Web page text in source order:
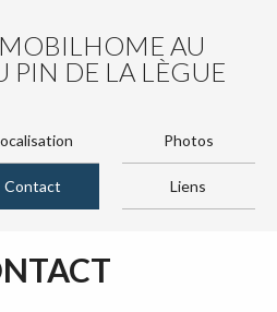
AU
PIN DE LA LÈGUE
Photos
Contact Liens